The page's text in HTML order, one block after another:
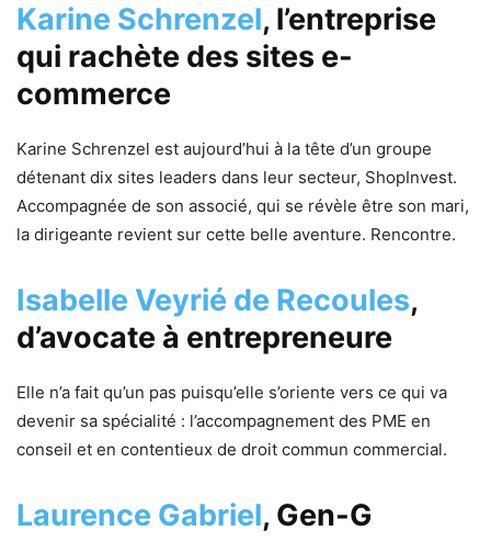
Karine Schrenzel, l’entreprise
qui rachète des sites e-
commerce
Karine Schrenzel est aujourd’hui à la tête d’un groupe
détenant dix sites leaders dans leur secteur, ShopInvest.
Accompagnée de son associé, qui se révèle être son mari,
la dirigeante revient sur cette belle aventure. Rencontre.
Isabelle Veyrié de Recoules,
d’avocate à entrepreneure
Elle n’a fait qu’un pas puisqu’elle s’oriente vers ce qui va
devenir sa spécialité : l’accompagnement des PME en
conseil et en contentieux de droit commun commercial.
Laurence Gabriel, Gen-G